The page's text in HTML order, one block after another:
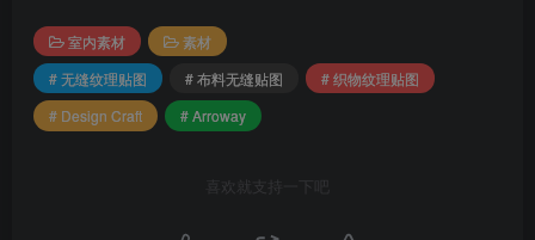
室内素材
素材
# 无缝纹理贴图
# 布料无缝贴图
# 织物纹理贴图
# Design Craft
# Arroway
喜欢就支持一下吧